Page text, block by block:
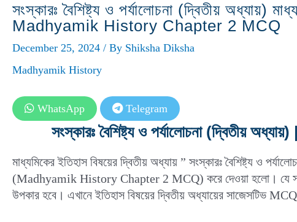
সংস্কারঃ বৈশিষ্ট্য ও পর্যালোচনা (দ্বিতীয় অধ্যায়)
Madhyamik History Chapter 2 MCQ
December 25, 2024 / By Shiksha Diksha
Madhyamik History
WhatsApp Telegram
সংস্কারঃ বৈশিষ্ট্য ও পর্যালোচনা
মাধ্যমিকের ইতিহাস বিষয়ের দ্বিতীয় অধ্যায় ” সংস্কারঃ বৈশিষ্ট্য ও
(Madhyamik History Chapter 2 MCQ) করে দেওয়া হলো। যে সমস্ত
উপকার হবে। এখানে ইতিহাস বিষয়ের দ্বিতীয় অধ্যায়ের সাজেসটিভ